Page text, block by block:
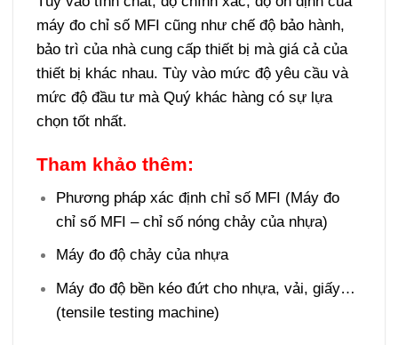
máy đo chỉ số MFI cũng như chế độ bảo hành,
bảo trì của nhà cung cấp thiết bị mà giá cả của
thiết bị khác nhau. Tùy vào mức độ yêu cầu và
mức độ đầu tư mà Quý khác hàng có sự lựa
chọn tốt nhất.
Tham khảo thêm:
Phương pháp xác định chỉ số MFI (Máy đo
chỉ số MFI – chỉ số nóng chảy của nhựa)
Máy đo độ chảy của nhựa
Máy đo độ bền kéo đứt cho nhựa, vải, giấy…
(tensile testing machine)